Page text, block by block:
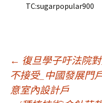
TC:sugarpopular900
文
← 復旦學子吁法院
不接受_中國發展門
意室內設計戶